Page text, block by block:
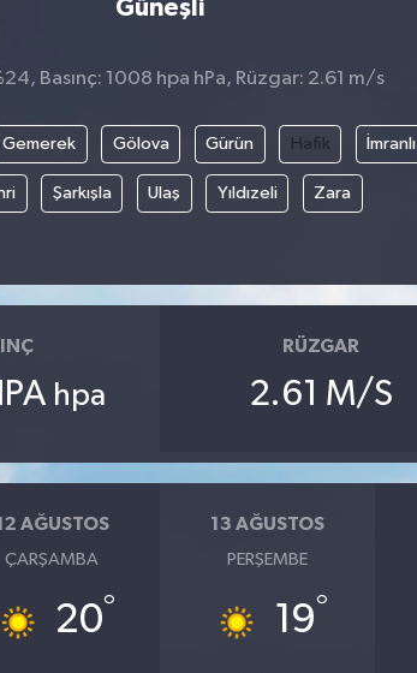
Güneşli
Basınç: 1008 hpa hPa, Rüzgar: 2.61 m/s
Gemerek Gölova Gürün Hafik İmranlı
Şarkışla Ulaş Yıldızeli Zara
hpa
RÜZGAR
2.61 M/S
AĞUSTOS
ÇARŞAMBA
20°
13 AĞUSTOS
PERŞEMBE
19°